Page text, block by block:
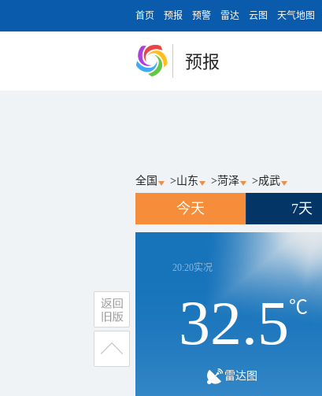
首页 预报 预警 雷达 云图 天气地图
预报
全国 >山东 >菏泽 >成武
今天 7天
20:20实况
32.5℃
雷达图